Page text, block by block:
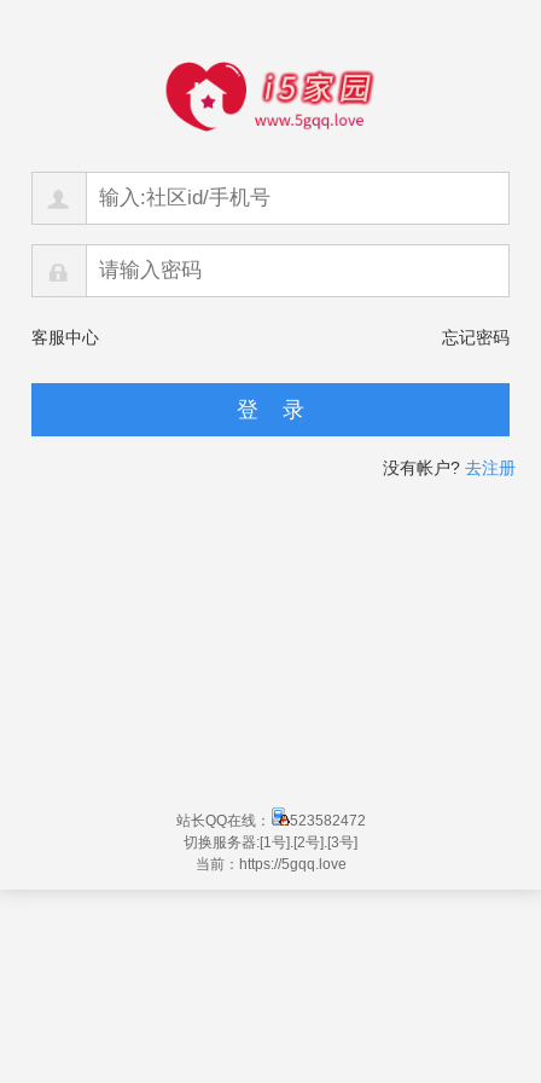
客服中心 忘记密码
没有帐户? 去注册
站长QQ在线：
523582472
切换服务器:[1号] [2号] [3号]
当前：https://5gqq.love